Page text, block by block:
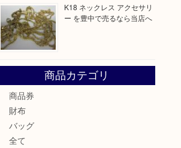
K18 ネックレス アクセサリ
ー を豊中で売るなら当店へ
商品カテゴリ
商品券
財布
バッグ
全て